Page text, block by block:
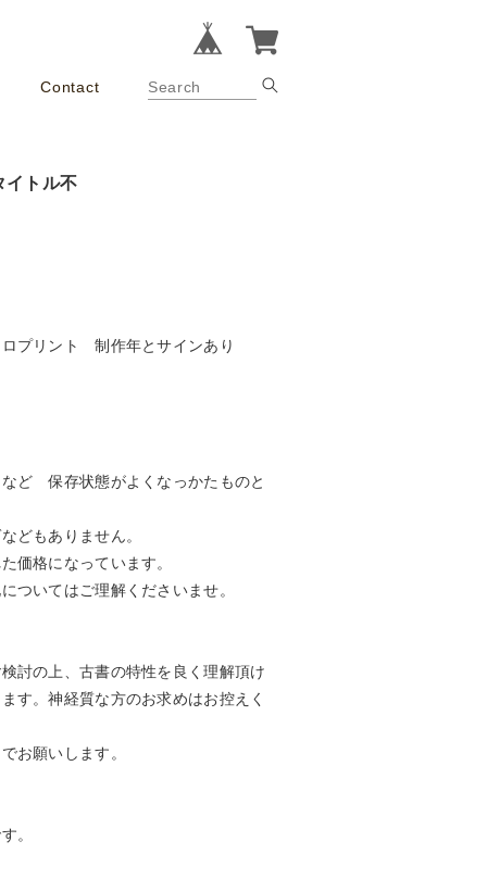
Contact
トル不
プリント 制作年とサインあり
ど 保存状態がよくなっかたものと
どもありません。
価格になっています。
ついてはご理解くださいませ。
討の上、古書の特性を良く理解頂け
す。神経質な方のお求めはお控えく
お願いします。
。